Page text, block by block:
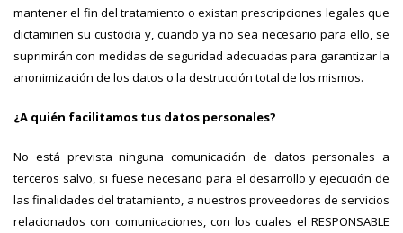
mantener el fin del tratamiento o existan prescripciones legales que
dictaminen su custodia y, cuando ya no sea necesario para ello, se
suprimirán con medidas de seguridad adecuadas para garantizar la
anonimización de los datos o la destrucción total de los mismos.
¿A quién facilitamos tus datos personales?
No está prevista ninguna comunicación de datos personales a
terceros salvo, si fuese necesario para el desarrollo y ejecución de
las finalidades del tratamiento, a nuestros proveedores de servicios
relacionados con comunicaciones, con los cuales el RESPONSABLE